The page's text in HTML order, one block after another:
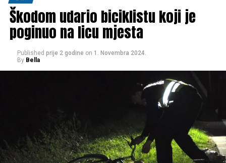
Škodom udario biciklistu koji je
poginuo na licu mjesta
Published prije 2 godine on 1. Novembra 2024.
By Bella